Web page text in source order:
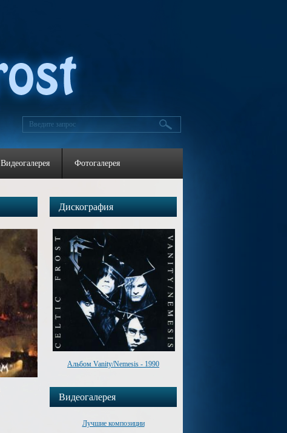
Видеогалерея Фотогалерея
Дискография
Альбом Vanity/Nemesis - 1990
Видеогалерея
Лучшие композиции